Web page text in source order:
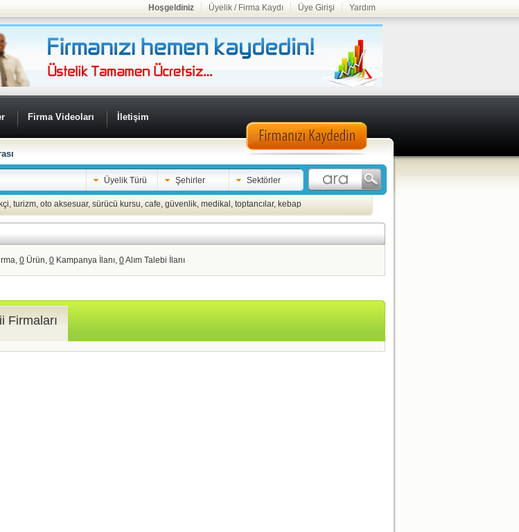
Hoşgeldiniz Üyelik / Firma Kaydı Üye Girişi Yardım
Firma Videoları İletişim
Üyelik Türü Şehirler Sektörler
, turizm, oto aksesuar, sürücü kursu, cafe, güvenlik, medikal , toptancılar, kebap
0 Ürün, 0 Kampanya İlanı, 0Alım Talebi İlanı
Firmaları